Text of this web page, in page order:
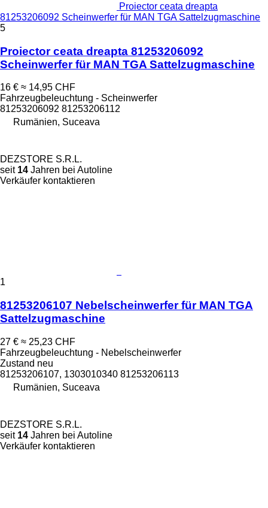
Proiector ceata dreapta
81253206092 Scheinwerfer für MAN TGA Sattelzugmaschine
5
Proiector ceata dreapta 81253206092
Scheinwerfer für MAN TGA Sattelzugmaschine
16 € ≈ 14,95 CHF
Fahrzeugbeleuchtung - Scheinwerfer
81253206092 81253206112
Rumänien, Suceava
DEZSTORE S.R.L.
seit 14 Jahren bei Autoline
Verkäufer kontaktieren
1
81253206107 Nebelscheinwerfer für MAN TGA
Sattelzugmaschine
27 € ≈ 25,23 CHF
Fahrzeugbeleuchtung - Nebelscheinwerfer
Zustand neu
81253206107, 1303010340 81253206113
Rumänien, Suceava
DEZSTORE S.R.L.
seit 14 Jahren bei Autoline
Verkäufer kontaktieren